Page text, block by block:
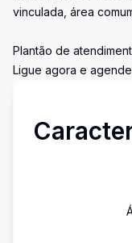
vinculada, área
Plantão de
Ligue agora e